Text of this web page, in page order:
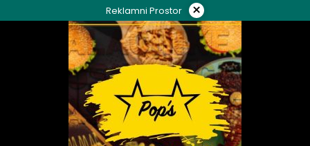
to
Reklamni Prostor ×